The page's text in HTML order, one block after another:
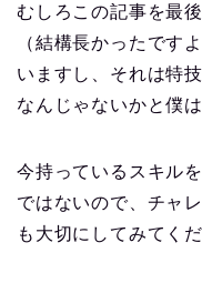
むしろこの記事を最
（結構長かったです
いますし、それは特
なんじゃないかと僕
今持っているスキル
ではないので、チャ
も大切にしてみてくだ